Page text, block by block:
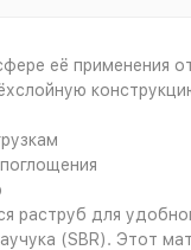
её применения
раструб для
(SBR). Этот